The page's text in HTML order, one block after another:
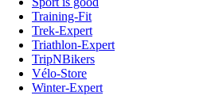
Training-Fit
Trek-Expert
Triathlon-Expert
TripNBikers
Vélo-Store
Winter-Expert